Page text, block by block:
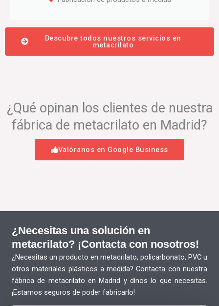
Descubre todos nuestros servicios en
metacrilato
¿Qué opinan los clientes de nuestra
fábrica de metacrilato en Madrid?
Valóranos en Google Business
¿Necesitas una solución en
metacrilato? ¡Contacta con nosotros!
¿Necesitas un producto en metacrilato, policarbonato, PVC u
otros materiales plásticos a medida? Contacta con nuestra
fábrica de metacrilato en Madrid y dínos lo que necesitas.
¡Estamos seguros de poder fabricarlo!